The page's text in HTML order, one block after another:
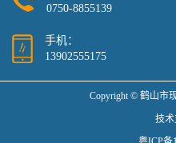
0750-8855139
手机：
13902555175
Copyright © 鹤山市
技术